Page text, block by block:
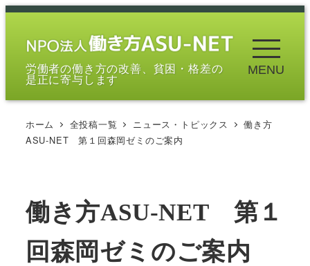
メ
労働者の働き方の改善、貧困・格差の
是正に寄与します
MENU
ホーム 全投稿一覧 ニュース・トピックス
働き方
ASU-NET 第１回森岡ゼミのご案内
働き方ASU-NET 第１
回森岡ゼミのご案内